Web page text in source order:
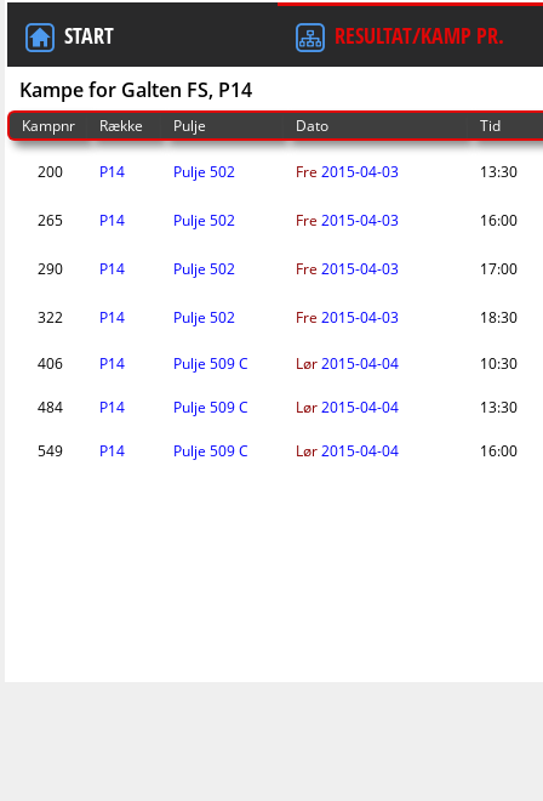
START RESULTAT/KAMP PR.
Kampe for Galten FS, P14
Kampnr Række Pulje Dato Tid
200 P14 Pulje 502 Fre 2015-04-03 13:30
265 P14 Pulje 502 Fre 2015-04-03 16:00
290 P14 Pulje 502 Fre 2015-04-03 17:00
322 P14 Pulje 502 Fre 2015-04-03 18:30
406 P14 Pulje 509 C Lør2015-04-04 10:30
484 P14 Pulje 509 C Lør2015-04-04 13:30
549 P14 Pulje 509 C Lør2015-04-04 16:00